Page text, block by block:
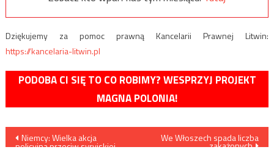
Dziękujemy za pomoc prawną Kancelarii Prawnej Litwin:
https://kancelaria-litwin.pl
PODOBA CI SIĘ TO CO ROBIMY? WESPRZYJ PROJEKT
MAGNA POLONIA!
Nawigacja
Niemcy: Wielka akcja
policyjna przeciw syryjskiej
We Włoszech spada liczba
zakażonych